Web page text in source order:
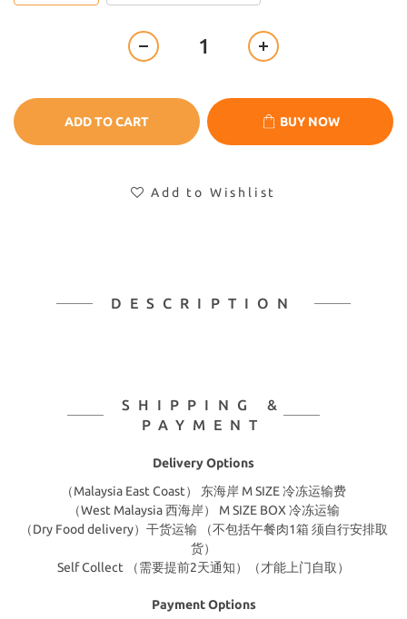
ADD TO CART BUY NOW
Add to Wishlist
DESCRIPTION
SHIPPING &
PAYMENT
Delivery Options
（Malaysia East Coast） 东海岸 M SIZE 冷冻运输费
（West Malaysia 西海岸） M SIZE BOX 冷冻运输
（Dry Food delivery）干货运输 （不包括午餐肉1箱 须自行安排取
货）
Self Collect （需要提前2天通知）（才能上门自取）
Payment Options